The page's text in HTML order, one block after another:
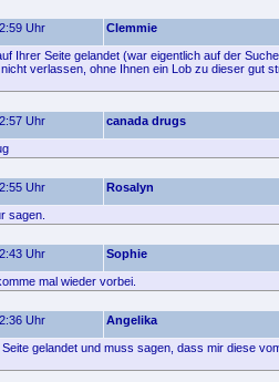
Uhr Clemmie
Ihrer Seite gelandet (war eigentlich auf der
verlassen, ohne Ihnen ein Lob zu dieser gut
Uhr canada drugs
Uhr Rosalyn
sagen.
Uhr Sophie
mal wieder vorbei.
Uhr Angelika
gelandet und muss sagen, dass mir diese